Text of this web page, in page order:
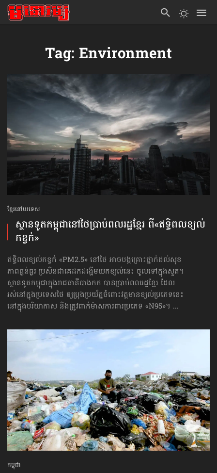
Tag: Environment
ខ្មែរនៅបរទេស
ស្ថានទូតកម្ពុជា​នៅថៃ​ប្រាប់ពលរដ្ឋខ្មែរ ពី​«ឥទ្ធិពលខ្យល់
កខ្វក់»
ឥទ្ធិពលខ្យល់កខ្វក់ «PM2.5» នៅថៃ អាចបង្កគ្រោះថ្នាក់ដល់សុខ
ភាពធ្ងន់ធ្ងរ ប្រសិនជាគេដកដង្ហើមយកខ្យល់នេះ ចូលទៅក្នុងសួត។
ស្ថានទូតកម្ពុជាក្នុងរាជធានីបាងកក បានប្រាប់ពលរដ្ឋខ្មែរ ដែល
រស់នៅក្នុងប្រទេសថៃ ឲ្យប្រុងប្រយ័ត្នចំពោះវត្តមានខ្យល់ប្រភេទនេះ
នៅក្នុងបរិយាកាស និងត្រូវពាក់ម៉ាសការពារប្រភេទ «N95»។ ...
កម្ពុជា